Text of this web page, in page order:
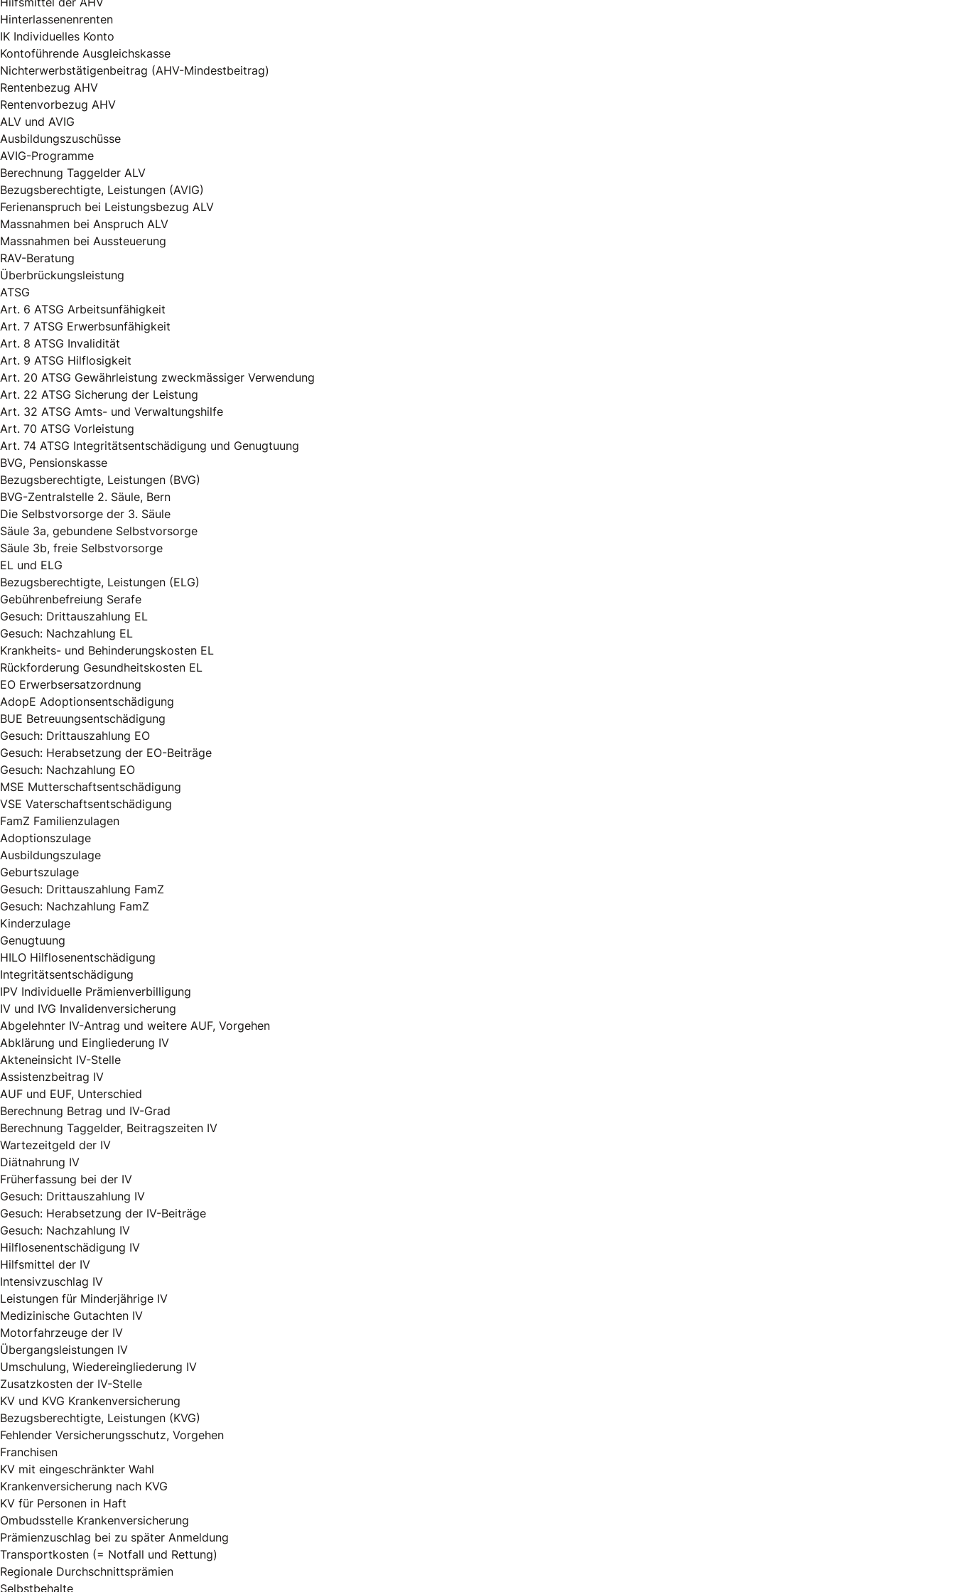
Hinterlassenenrenten
IK Individuelles Konto
Kontoführende Ausgleichskasse
Nichterwerbstätigenbeitrag (AHV-Mindestbeitrag)
Rentenbezug AHV
Rentenvorbezug AHV
ALV und AVIG
Ausbildungszuschüsse
AVIG-Programme
Berechnung Taggelder ALV
Bezugsberechtigte, Leistungen (AVIG)
Ferienanspruch bei Leistungsbezug ALV
Massnahmen bei Anspruch ALV
Massnahmen bei Aussteuerung
RAV-Beratung
Überbrückungsleistung
ATSG
Art. 6 ATSG Arbeitsunfähigkeit
Art. 7 ATSG Erwerbsunfähigkeit
Art. 8 ATSG Invalidität
Art. 9 ATSG Hilflosigkeit
Art. 20 ATSG Gewährleistung zweckmässiger Verwendung
Art. 22 ATSG Sicherung der Leistung
Art. 32 ATSG Amts- und Verwaltungshilfe
Art. 70 ATSG Vorleistung
Art. 74 ATSG Integritätsentschädigung und Genugtuung
BVG, Pensionskasse
Bezugsberechtigte, Leistungen (BVG)
BVG-Zentralstelle 2. Säule, Bern
Die Selbstvorsorge der 3. Säule
Säule 3a, gebundene Selbstvorsorge
Säule 3b, freie Selbstvorsorge
EL und ELG
Bezugsberechtigte, Leistungen (ELG)
Gebührenbefreiung Serafe
Gesuch: Drittauszahlung EL
Gesuch: Nachzahlung EL
Krankheits- und Behinderungskosten EL
Rückforderung Gesundheitskosten EL
EO Erwerbsersatzordnung
AdopE Adoptionsentschädigung
BUE Betreuungsentschädigung
Gesuch: Drittauszahlung EO
Gesuch: Herabsetzung der EO-Beiträge
Gesuch: Nachzahlung EO
MSE Mutterschaftsentschädigung
VSE Vaterschaftsentschädigung
FamZ Familienzulagen
Adoptionszulage
Ausbildungszulage
Geburtszulage
Gesuch: Drittauszahlung FamZ
Gesuch: Nachzahlung FamZ
Kinderzulage
Genugtuung
HILO Hilflosenentschädigung
Integritätsentschädigung
IPV Individuelle Prämienverbilligung
IV und IVG Invalidenversicherung
Abgelehnter IV-Antrag und weitere AUF, Vorgehen
Abklärung und Eingliederung IV
Akteneinsicht IV-Stelle
Assistenzbeitrag IV
AUF und EUF, Unterschied
Berechnung Betrag und IV-Grad
Berechnung Taggelder, Beitragszeiten IV
Wartezeitgeld der IV
Diätnahrung IV
Früherfassung bei der IV
Gesuch: Drittauszahlung IV
Gesuch: Herabsetzung der IV-Beiträge
Gesuch: Nachzahlung IV
Hilflosenentschädigung IV
Hilfsmittel der IV
Intensivzuschlag IV
Leistungen für Minderjährige IV
Medizinische Gutachten IV
Motorfahrzeuge der IV
Übergangsleistungen IV
Umschulung, Wiedereingliederung IV
Zusatzkosten der IV-Stelle
KV und KVG Krankenversicherung
Bezugsberechtigte, Leistungen (KVG)
Fehlender Versicherungsschutz, Vorgehen
Franchisen
KV mit eingeschränkter Wahl
Krankenversicherung nach KVG
KV für Personen in Haft
Ombudsstelle Krankenversicherung
Prämienzuschlag bei zu später Anmeldung
Transportkosten (= Notfall und Rettung)
Regionale Durchschnittsprämien
Selbstbehalte